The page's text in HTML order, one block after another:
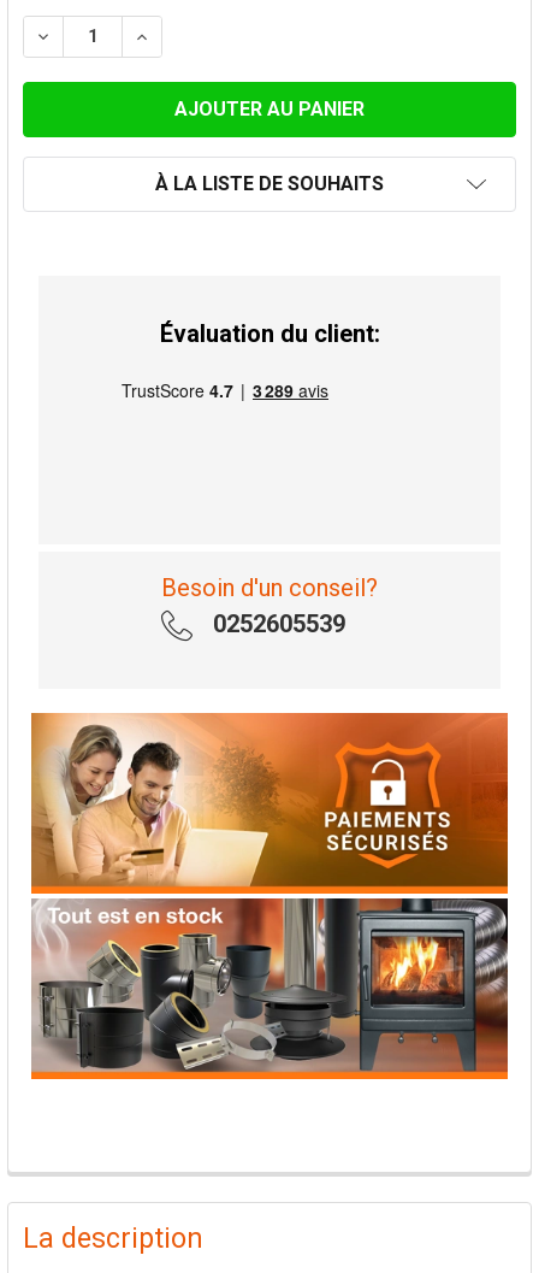
ACTUEL:
DIMINUER LA QUANTITÉ DE CHAPEAU POUR FLEXIBLE
AUGMENTER LA QUANTITÉ DE CHAPEAU
À LA LISTE DE SOUHAITS
Évaluation du client:
Besoin d'un conseil?
0252605539
PRODUITS
FRÉQUEMMENT
ACHETÉS
La description